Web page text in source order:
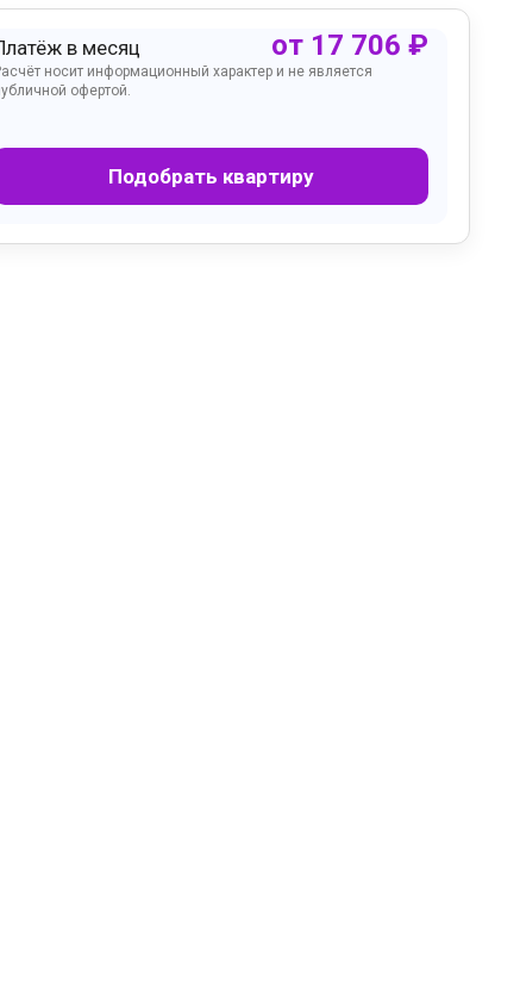
в месяц от 17 706 ₽
носит информационный характер и не является
офертой.
Подобрать квартиру